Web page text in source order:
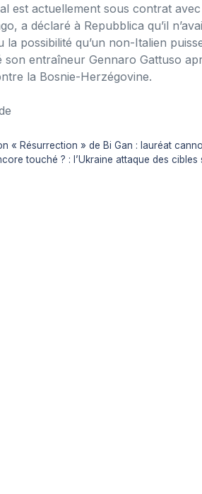
est actuellement sous contrat
a déclaré à Repubblica qu’il
la possibilité qu’un non-Italien
son entraîneur Gennaro Gattuso
la Bosnie-Herzégovine.
« Résurrection » de Bi Gan : lauréat
touché ? : l’Ukraine attaque des cibles